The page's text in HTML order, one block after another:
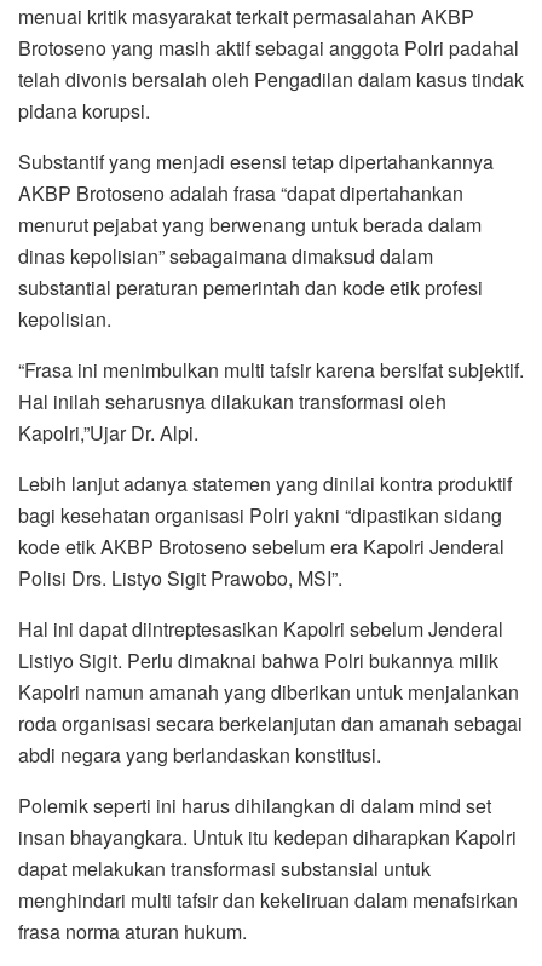
menuai kritik masyarakat terkait permasalahan AKBP
Brotoseno yang masih aktif sebagai anggota Polri padahal
telah divonis bersalah oleh Pengadilan dalam kasus tindak
pidana korupsi.
Substantif yang menjadi esensi tetap dipertahankannya
AKBP Brotoseno adalah frasa “dapat dipertahankan
menurut pejabat yang berwenang untuk berada dalam
dinas kepolisian” sebagaimana dimaksud dalam
substantial peraturan pemerintah dan kode etik profesi
kepolisian.
“Frasa ini menimbulkan multi tafsir karena bersifat subjektif.
Hal inilah seharusnya dilakukan transformasi oleh
Kapolri,”Ujar Dr. Alpi.
Lebih lanjut adanya statemen yang dinilai kontra produktif
bagi kesehatan organisasi Polri yakni “dipastikan sidang
kode etik AKBP Brotoseno sebelum era Kapolri Jenderal
Polisi Drs. Listyo Sigit Prawobo, MSI”.
Hal ini dapat diintreptesasikan Kapolri sebelum Jenderal
Listiyo Sigit. Perlu dimaknai bahwa Polri bukannya milik
Kapolri namun amanah yang diberikan untuk menjalankan
roda organisasi secara berkelanjutan dan amanah sebagai
abdi negara yang berlandaskan konstitusi.
Polemik seperti ini harus dihilangkan di dalam mind set
insan bhayangkara. Untuk itu kedepan diharapkan Kapolri
dapat melakukan transformasi substansial untuk
menghindari multi tafsir dan kekeliruan dalam menafsirkan
frasa norma aturan hukum.